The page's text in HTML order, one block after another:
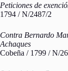
Peticiones de
1794 / N/2487/2
Contra Bernardo
Achaques
Cobeña / 1799 / N/